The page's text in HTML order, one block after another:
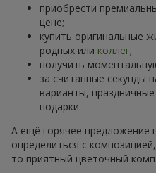
приобрести
цене;
купить оригинальные
родных или коллег;
получить
за считанные секунды
варианты,
подарки.
А ещё горячее предложение
определиться с
то приятный цветочный